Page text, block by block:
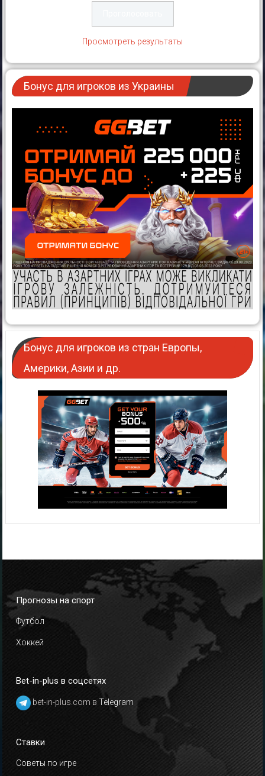
Просмотреть результаты
Бонус для игроков из Украины
Бонус для игроков из стран Европы,
Америки, Азии и др.
Прогнозы на спорт
Футбол
Хоккей
Bet-in-plus в соцсетях
bet-in-plus.com вTelegram
Ставки
Советы по игре